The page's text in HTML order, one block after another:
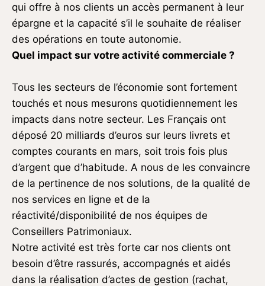
qui offre à nos clients un accès permanent à leur
épargne et la capacité s’il le souhaite de réaliser
des opérations en toute autonomie.
Quel impact sur votre activité commerciale ?
Tous les secteurs de l’économie sont fortement
touchés et nous mesurons quotidiennement les
impacts dans notre secteur. Les Français ont
déposé 20 milliards d’euros sur leurs livrets et
comptes courants en mars, soit trois fois plus
d’argent que d’habitude. A nous de les convaincre
de la pertinence de nos solutions, de la qualité de
nos services en ligne et de la
réactivité/disponibilité de nos équipes de
Conseillers Patrimoniaux.
Notre activité est très forte car nos clients ont
besoin d’être rassurés, accompagnés et aidés
dans la réalisation d’actes de gestion (rachat,